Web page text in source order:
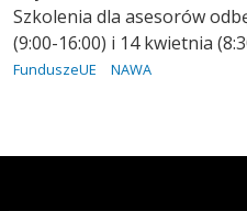
Szkolenia dla asesorów
(9:00-16:00) i 14 kwietnia
FunduszeUE NAWA